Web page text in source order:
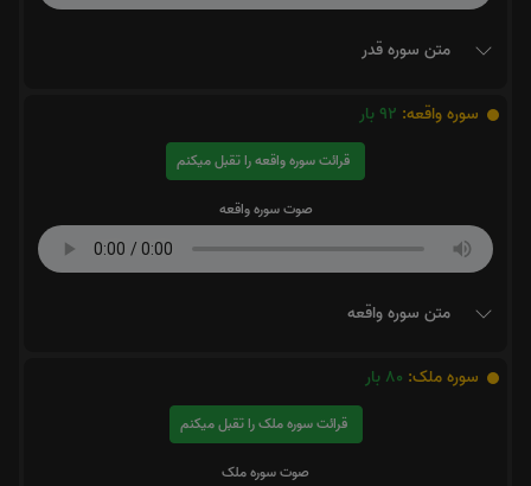
متن سوره قدر
سوره واقعه: 92بار
قرائت سوره واقعه را تقبل میکنم
صوت سوره واقعه
متن سوره واقعه
سوره ملک: 80 بار
قرائت سوره ملک را تقبل میکنم
صوت سوره ملک